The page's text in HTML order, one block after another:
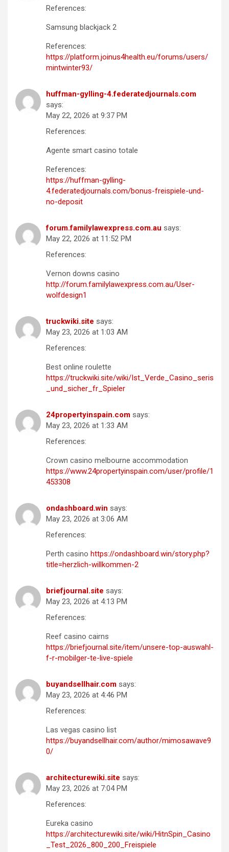
References:
Samsung blackjack 2
References:
https://platform.joinus4health.eu/forums/users/
mintwinter93/
huffman-gylling-4.federatedjournals.com
says:
May 22, 2026 at 9:37 PM
References:
Agente smart casino totale
References:
https://huffman-gylling-
4.federatedjournals.com/bonus-freispiele-und-
no-deposit
forum.familylawexpress.com.au says:
May 22, 2026 at 11:52 PM
References:
Vernon downs casino
http://forum.familylawexpress.com.au/User-
wolfdesign1
truckwiki.site says:
May 23, 2026 at 1:03 AM
References:
Best online roulette
https://truckwiki.site/wiki/Ist_Verde_Casino_seris
_und_sicher_fr_Spieler
24propertyinspain.com says:
May 23, 2026 at 1:33 AM
References:
Crown casino melbourne accommodation
https://www.24propertyinspain.com/user/profile/1
453308
ondashboard.win says:
May 23, 2026 at 3:06 AM
References:
Perth casino https://ondashboard.win/story.php?
title=herzlich-willkommen-2
briefjournal.site says:
May 23, 2026 at 4:13 PM
References:
Reef casino cairns
https://briefjournal.site/item/unsere-top-auswahl-
f-r-mobilger-te-live-spiele
buyandsellhair.com says:
May 23, 2026 at 4:46 PM
References:
Las vegas casino list
https://buyandsellhair.com/author/mimosawave9
0/
architecturewiki.site says:
May 23, 2026 at 7:04 PM
References:
Eureka casino
https://architecturewiki.site/wiki/HitnSpin_Casino
_Test_2026_800_200_Freispiele